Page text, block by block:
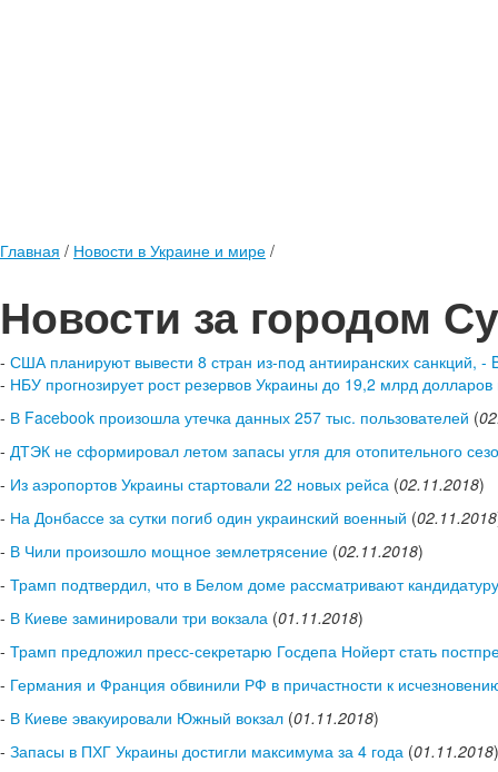
Главная / Новости в Украине и мире /
Новости за городом
- США планируют вывести 8 стран из-под антииранских санкций, -
- НБУ прогнозирует рост резервов Украины до 19,2 млрд
- В Facebook произошла утечка данных 257 тыс. пользователей (
- ДТЭК не сформировал летом запасы угля для отопительного
- Из аэропортов Украины стартовали 22 новых рейса (02.11.2018)
- На Донбассе за сутки погиб один украинский военный (02.11.2018
- В Чили произошло мощное землетрясение (02.11.2018)
- Трамп подтвердил, что в Белом доме рассматривают
- В Киеве заминировали три вокзала (01.11.2018)
- Трамп предложил пресс-секретарю Госдепа Нойерт стать
- Германия и Франция обвинили РФ в причастности к
- В Киеве эвакуировали Южный вокзал (01.11.2018)
- Запасы в ПХГ Украины достигли максимума за 4 года (01.11.2018)